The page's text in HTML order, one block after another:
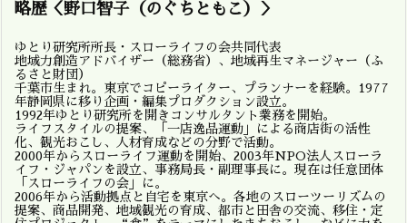
略歴＜野口智子（のぐちともこ）＞
ゆとり研究所所長・スローライフの会共同代表
地域力創造アドバイザー（総務省）、地域再生マネージャー（ふ
るさと財団）
千葉市生まれ。東京でコピーライター、プランナーを経験。1977
年静岡県に移り企画・編集プロダクション設立。
1992年ゆとり研究所を開きコンサルタント業務を開始。
ライフスタイルの提案、「一店逸品運動」による商店街の活性
化、観光おこし、人材育成などの分野で活動。
2000年からスローライフ運動を開始、2003年NPO法人スローラ
イフ・ジャパンを設立、事務局長・副理事長に。現在は任意団体
「スローライフの会」に。
2006年から活動拠点と自宅を東京へ。各地のスローツーリズムの
提案、商品開発、地域観光の育成、都市と田舎の交流、移住・定